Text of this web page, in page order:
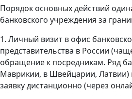
Порядок основных действий
банковского учреждения за
1. Личный визит в офис
представительства в России
обращение к посредникам. Ряд
Маврикии, в Швейцарии, Латвии)
заявку дистанционно (через